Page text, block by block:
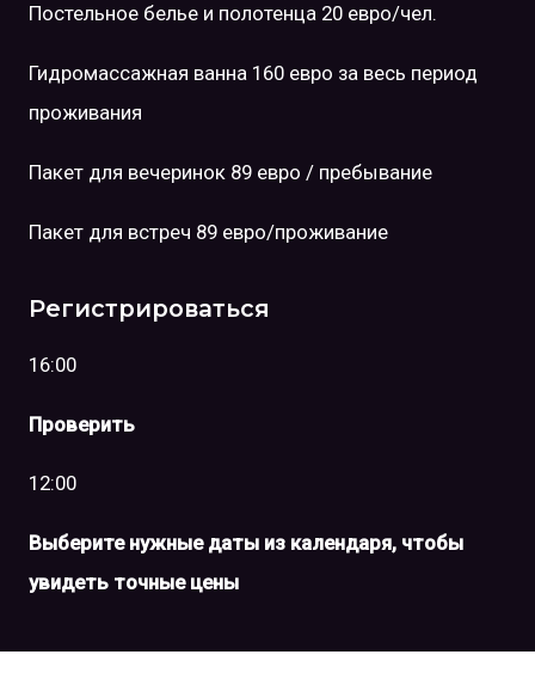
Постельное белье и полотенца 20 евро/чел.
Гидромассажная ванна 160 евро за весь период
проживания
Пакет для вечеринок 89 евро / пребывание
Пакет для встреч 89 евро/проживание
Регистрироваться
16:00
Проверить
12:00
Выберите нужные даты из календаря, чтобы
увидеть точные цены